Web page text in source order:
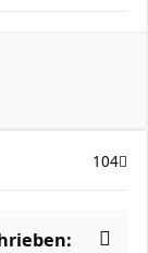
104